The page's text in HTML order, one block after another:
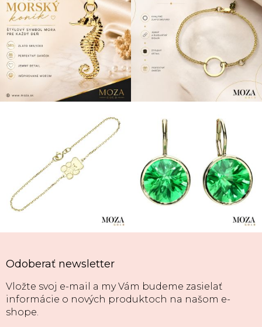
Odoberať newsletter
Vložte svoj e-mail a my Vám budeme zasielať
informácie o nových produktoch na našom e-
shope.